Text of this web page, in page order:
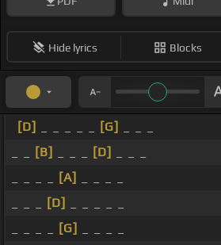
Hide lyrics Blocks
[D] [G]
[B] [D]
[A]
[D]
[G]